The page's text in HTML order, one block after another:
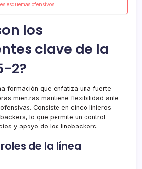
esquemas ofensivos
los
clave de la
2?
formación que enfatiza una fuerte
mientras mantiene flexibilidad ante
Consiste en cinco linieros
lo que permite un control
y apoyo de los linebackers.
de la línea